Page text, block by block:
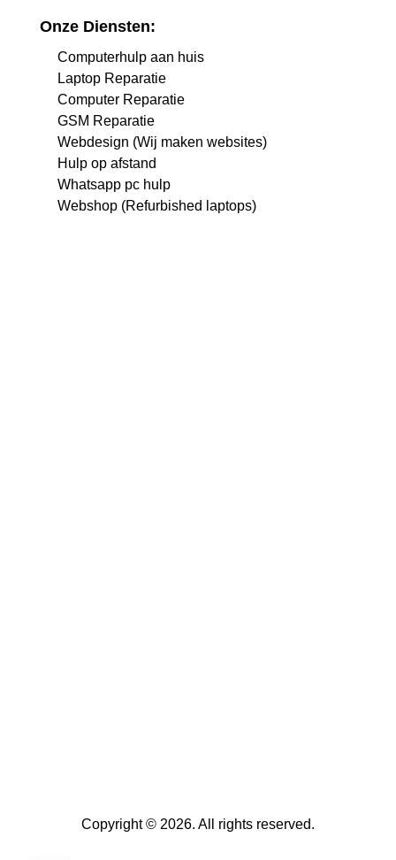
Onze Diensten:
Computerhulp aan huis
Laptop Reparatie
Computer Reparatie
GSM Reparatie
Webdesign (Wij maken websites)
Hulp op afstand
Whatsapp pc hulp
Webshop (Refurbished laptops)
Copyright © 2026. All rights reserved.